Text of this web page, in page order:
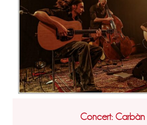
Concert: Carbàn